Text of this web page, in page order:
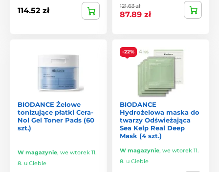
114.52 zł
121.63 zł
87.89 zł
BIODANCE Żelowe
tonizujące płatki Cera-
Nol Gel Toner Pads (60
szt.)
W magazynie, we wtorek 11.
8. u Ciebie
-22%
BIODANCE
Hydrożelowa maska do
twarzy Odświeżająca
Sea Kelp Real Deep
Mask (4 szt.)
W magazynie, we wtorek 11.
8. u Ciebie